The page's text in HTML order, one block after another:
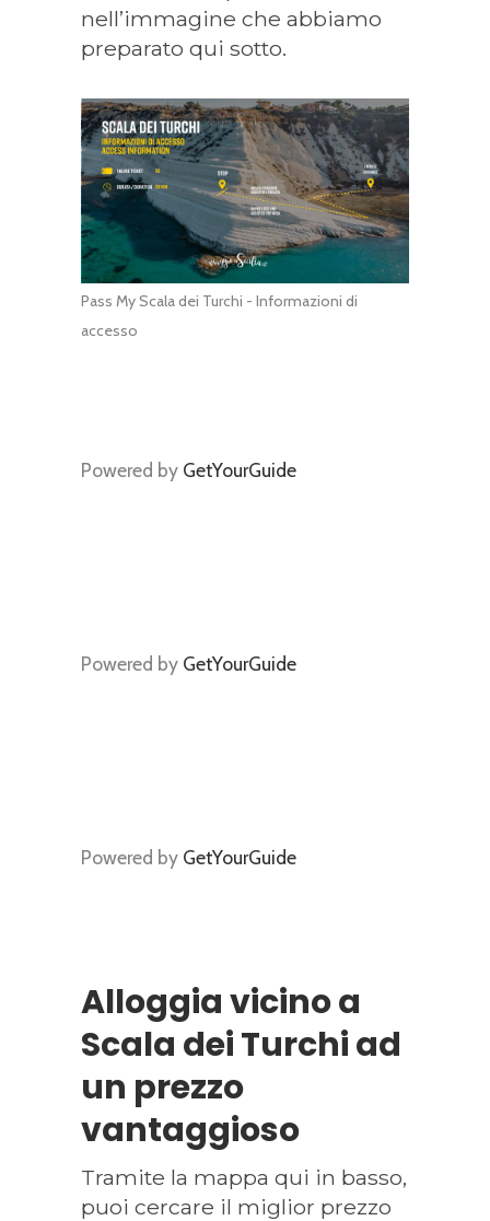
nell’immagine che abbiamo
preparato qui sotto.
Pass My Scala dei Turchi - Informazioni di
accesso
Powered by GetYourGuide
Powered by GetYourGuide
Powered by GetYourGuide
Alloggia vicino a
Scala dei Turchi ad
un prezzo
vantaggioso
Tramite la mappa qui in basso,
puoi cercare il miglior prezzo